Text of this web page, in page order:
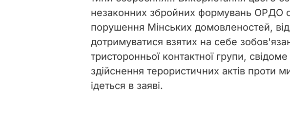
незаконних збройних формувань ОРДО
порушення Мінських домовленостей,
дотримуватися взятих на себе
тристоронньої контактної групи,
здійснення терористичних актів проти
ідеться в заяві.